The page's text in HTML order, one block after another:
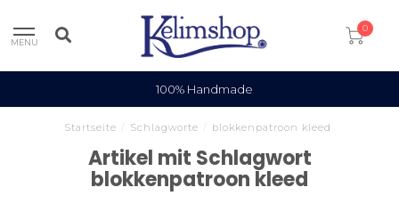
MENU
0
100% Handmade
Startseite Schlagworte blokkenpatroon kleed
Artikel mit Schlagwort
blokkenpatroon kleed